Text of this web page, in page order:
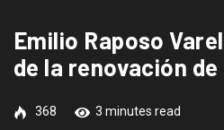
Emilio Raposo
de la renovación de
368 3 minutes read